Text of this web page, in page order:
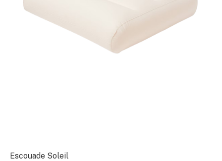
Escouade Soleil